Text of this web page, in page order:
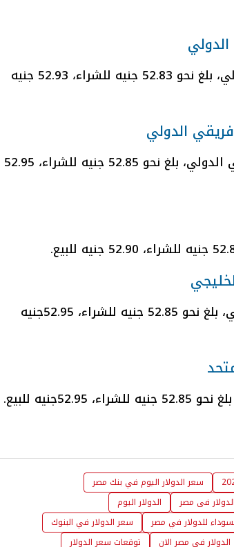
سعر الدولار في المصرف العربي الدولي، بلغ نحو 52.83 جنيه للشراء، 52.93 جنيه
الدولي
سعر الدولار في البنك العربي الأفريقي الدولي، بلغ نحو 52.85 جنيه للشراء، 52.95
سعر الدولار في البنك المصري الخليجي، بلغ نحو 52.85 جنيه للشراء، 52.95جنيه
للبيع.
سعر الدولار اليوم في بنك مصر
فى مصر
الدولار اليوم
للدولار في مصر
سعر الدولار في البنوك
الدولار فى مصر الان
توقعات سعر الدولار